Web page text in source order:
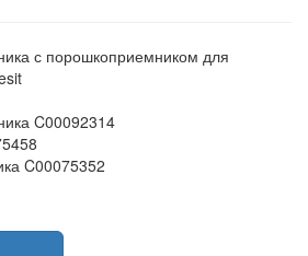
с порошкоприемником для
C00092314
C00075352